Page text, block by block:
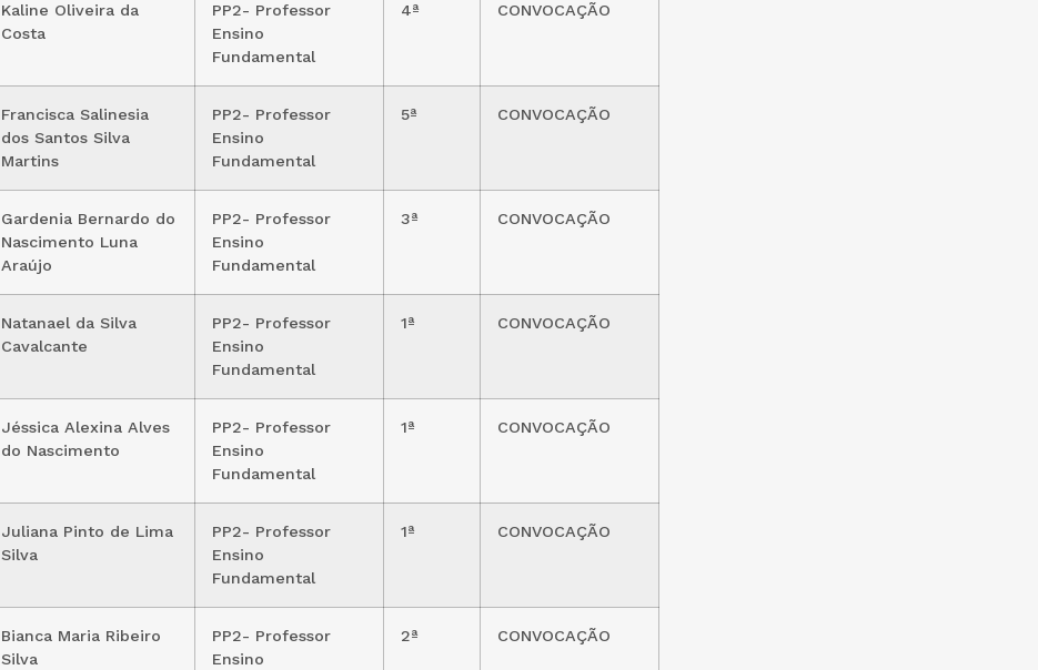
Kaline Oliveira da
Costa
PP2- Professor
Ensino
Fundamental
4ª CONVOCAÇÃO
Francisca Salinesia
dos Santos Silva
Martins
PP2- Professor
Ensino
Fundamental
5ª CONVOCAÇÃO
Gardenia Bernardo do
Nascimento Luna
Araújo
PP2- Professor
Ensino
Fundamental
3ª CONVOCAÇÃO
Natanael da Silva
Cavalcante
PP2- Professor
Ensino
Fundamental
1ª CONVOCAÇÃO
Jéssica Alexina Alves
do Nascimento
PP2- Professor
Ensino
Fundamental
1ª CONVOCAÇÃO
Juliana Pinto de Lima
Silva
PP2- Professor
Ensino
Fundamental
1ª CONVOCAÇÃO
Bianca Maria Ribeiro
Silva
PP2- Professor
Ensino
2ª CONVOCAÇÃO